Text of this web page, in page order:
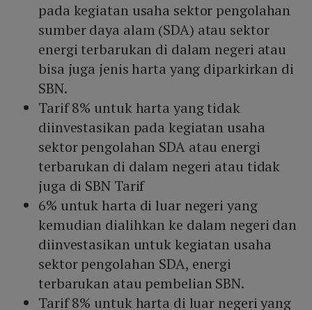
pada kegiatan usaha sektor pengolahan
sumber daya alam (SDA) atau sektor
energi terbarukan di dalam negeri atau
bisa juga jenis harta yang diparkirkan di
SBN.
Tarif 8% untuk harta yang tidak
diinvestasikan pada kegiatan usaha
sektor pengolahan SDA atau energi
terbarukan di dalam negeri atau tidak
juga di SBN Tarif
6% untuk harta di luar negeri yang
kemudian dialihkan ke dalam negeri dan
diinvestasikan untuk kegiatan usaha
sektor pengolahan SDA, energi
terbarukan atau pembelian SBN.
Tarif 8% untuk harta di luar negeri yang